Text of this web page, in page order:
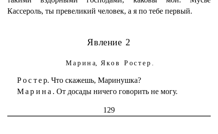
Кассероль, ты превеликий человек, а я по тебе первый.
Явление 2
Марина Яков Ростер.
Ростер. Что скажешь, Маринушка?
Марина. От досады ничего говорить не могу.
129